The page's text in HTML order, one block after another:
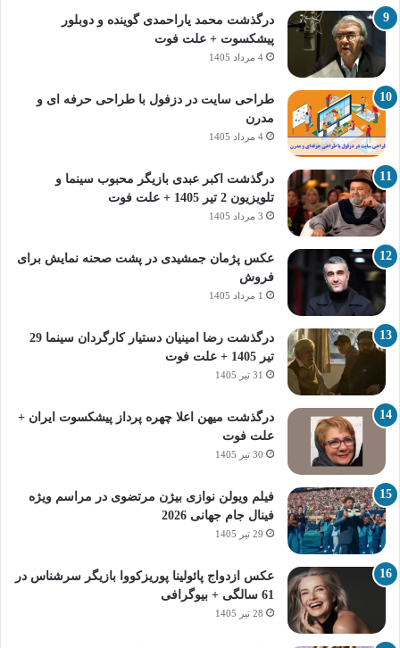
درگذشت محمد یاراحمدی گوینده و دوبلور
پیشکسوت + علت فوت
4 مرداد 1405
طراحی سایت در دزفول با طراحی حرفه‌ ای و
مدرن
4 مرداد 1405
درگذشت اکبر عبدی بازیگر محبوب سینما و
تلویزیون 2 تیر 1405 + علت فوت
3 مرداد 1405
عکس پژمان جمشیدی در پشت صحنه نمایش برای
فروش
1 مرداد 1405
درگذشت رضا امینیان دستیار کارگردان سینما 29
تیر 1405 + علت فوت
31 تیر 1405
درگذشت میهن اعلا چهره پرداز پیشکسوت ایران +
علت فوت
30 تیر 1405
فیلم ویولن نوازی بیژن مرتضوی در مراسم ویژه
فینال جام جهانی 2026
29 تیر 1405
عکس ازدواج پائولینا پوریزکووا بازیگر سرشناس در
61 سالگی + بیوگرافی
28 تیر 1405